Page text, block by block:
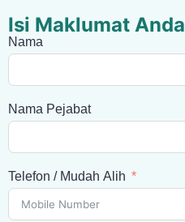
Isi Maklumat Anda
Nama
Nama Pejabat
Telefon / Mudah Alih